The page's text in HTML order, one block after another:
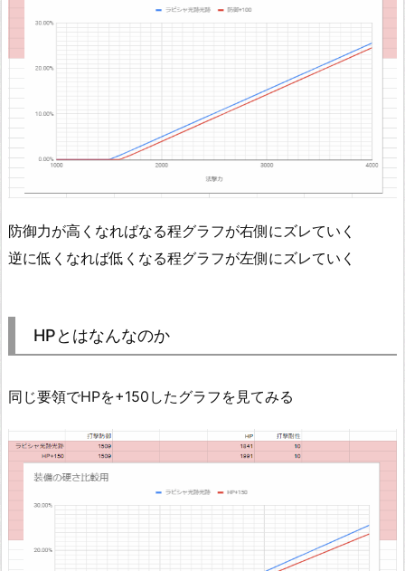
防御力が高くなればなる程グラフが右側にズレていく
逆に低くなれば低くなる程グラフが左側にズレていく
HPとはなんなのか
同じ要領でHPを+150したグラフを見てみる